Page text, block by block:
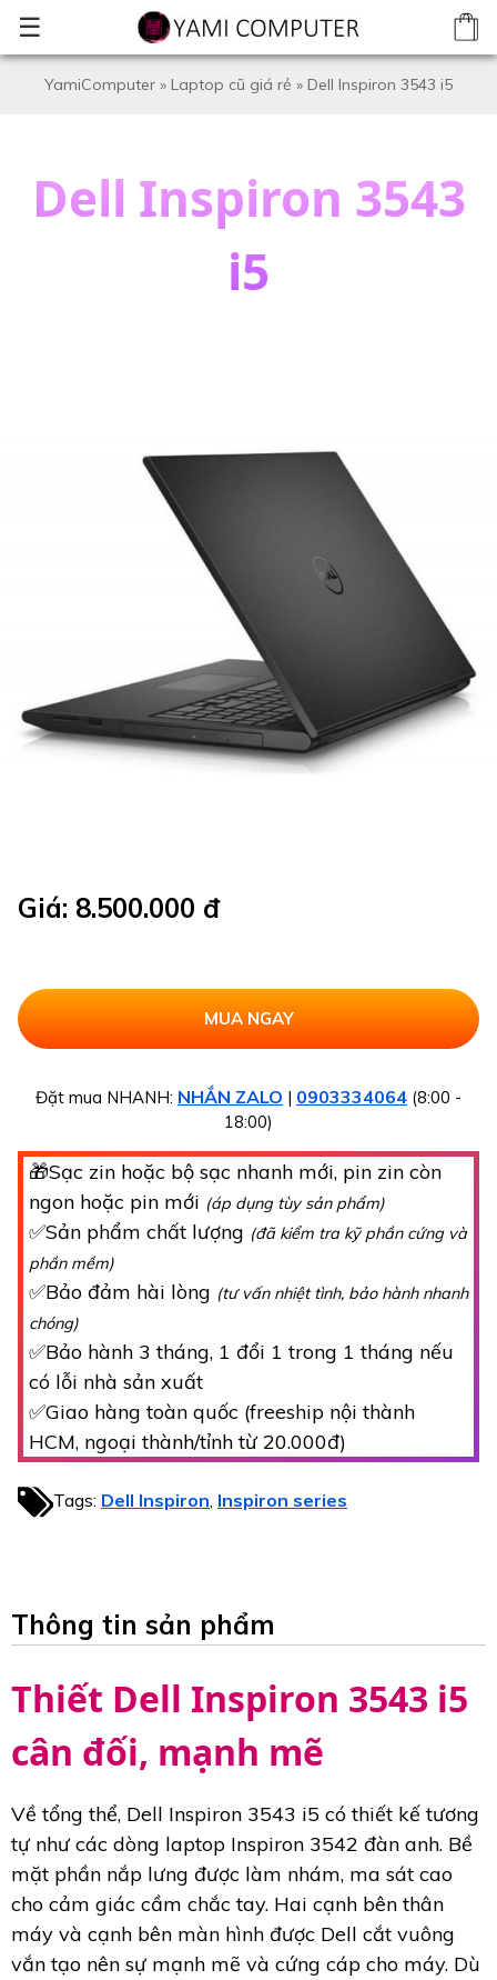
☰
YamiComputer » Laptop cũ giá rẻ » Dell Inspiron 3543 i5
Dell Inspiron 3543
i5
Giá: 8.500.000 đ
Đặt mua NHANH: NHẮN ZALO | 0903334064 (8:00 -
18:00)
🎁Sạc zin hoặc bộ sạc nhanh mới, pin zin còn
ngon hoặc pin mới (áp dụng tùy sản phẩm)
✅Sản phẩm chất lượng (đã kiểm tra kỹ phần cứng và
phần mềm)
✅Bảo đảm hài lòng (tư vấn nhiệt tình, bảo hành nhanh
chóng)
✅Bảo hành 3 tháng, 1 đổi 1 trong 1 tháng nếu
có lỗi nhà sản xuất
✅Giao hàng toàn quốc (freeship nội thành
HCM, ngoại thành/tỉnh từ 20.000đ)
Tags: Dell Inspiron Inspiron series
Thông tin sản phẩm
Thiết Dell Inspiron 3543 i5
cân đối, mạnh mẽ
Về tổng thể, Dell Inspiron 3543 i5 có thiết kế tương
tự như các dòng laptop Inspiron 3542 đàn anh. Bề
mặt phần nắp lưng được làm nhám, ma sát cao
cho cảm giác cầm chắc tay. Hai cạnh bên thân
máy và cạnh bên màn hình được Dell cắt vuông
vắn tạo nên sự mạnh mẽ và cứng cáp cho máy. Dù